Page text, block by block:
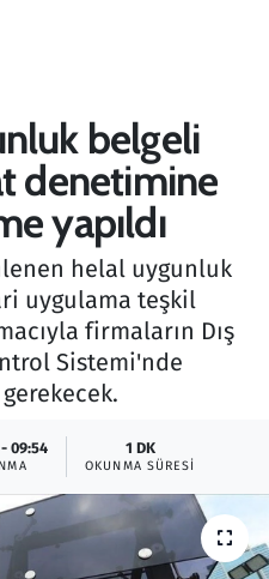
belgeli
denetimine
yapıldı
helal uygunluk
uygulama teşkil
firmaların Dış
Sistemi'nde
gerekecek.
09:54 1 DK
OKUNMA SÜRESI